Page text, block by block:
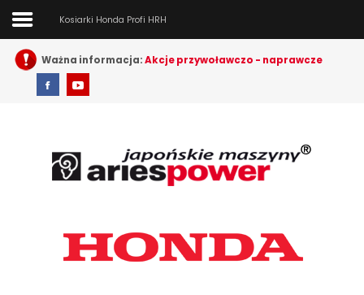
Home
Honda
Dilerzy i serwisy
Kosiarki Honda Profi HRH
Ważna informacja:Akcje przywoławczo - naprawcze